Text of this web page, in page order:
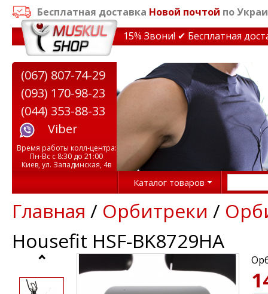
Бесплатная доставка Новой почтой по
на тренажеры до 15% Звони! ✔ Бесплатная
(067) 807-74-29
(093) 170-98-23
(044) 353-88-33
Viber
Время работы колл-центра:
Пн-Вс с 8:30 до 21:00
Киев, ул. Западинская, 4в
Каталог товаров
Главная / Орбитреки /
Housefit HSF-BK8729HA